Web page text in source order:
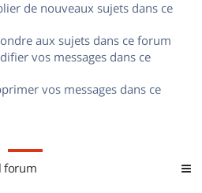
de nouveaux sujets dans ce
aux sujets dans ce forum
vos messages dans ce
vos messages dans ce
forum